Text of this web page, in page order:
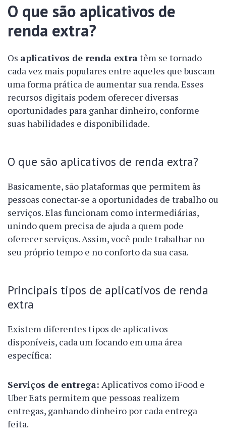
O que são aplicativos de
renda extra?
Os aplicativos de renda extratêm se tornado
cada vez mais populares entre aqueles que buscam
uma forma prática de aumentar sua renda. Esses
recursos digitais podem oferecer diversas
oportunidades para ganhar dinheiro, conforme
suas habilidades e disponibilidade.
O que são aplicativos de renda extra?
Basicamente, são plataformas que permitem às
pessoas conectar-se a oportunidades de trabalho ou
serviços. Elas funcionam como intermediárias,
unindo quem precisa de ajuda a quem pode
oferecer serviços. Assim, você pode trabalhar no
seu próprio tempo e no conforto da sua casa.
Principais tipos de aplicativos de renda
extra
Existem diferentes tipos de aplicativos
disponíveis, cada um focando em uma área
específica:
Serviços de entrega: Aplicativos como iFood e
Uber Eats permitem que pessoas realizem
entregas, ganhando dinheiro por cada entrega
feita.